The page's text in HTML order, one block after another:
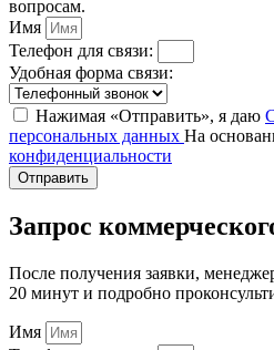
вопросам.
Имя
Телефон для связи:
Удобная форма связи:
Нажимая «Отправить», я даю
персональных данных На
конфиденциальности
Отправить
Запрос
После получения заявки,
20 минут и подробно
Имя